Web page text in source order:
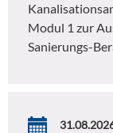
Modul 1 zur
Sanierungs-